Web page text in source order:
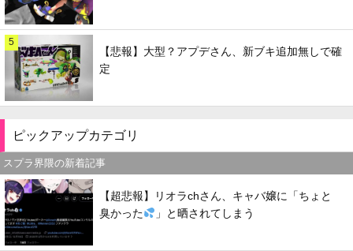
5
【悲報】大型？アプデさん、新ブキ追加無しで確
定
ピックアップカテゴリ
スプラ界隈の新着記事
【超悲報】リオラchさん、キャバ嬢に「ちょと
臭かった
」と晒されてしまう